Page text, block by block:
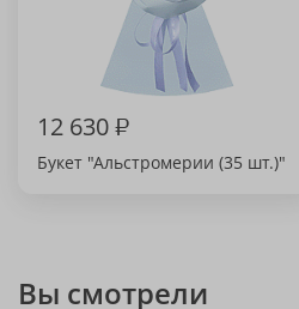
12 630₽
Букет "Альстромерии (35 шт.)"
Вы смотрели